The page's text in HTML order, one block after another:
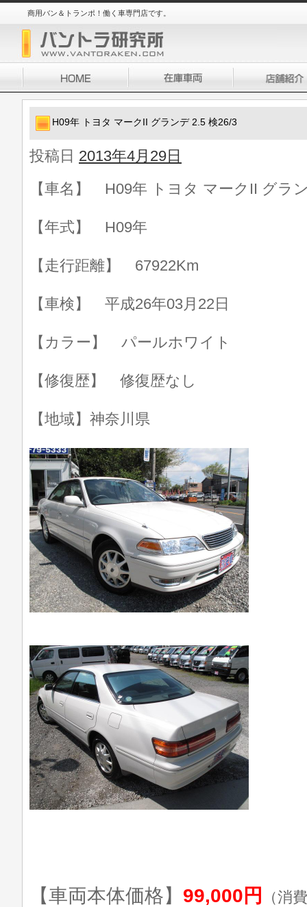
商用バン＆トランポ！働く車専門店です。
H09年 トヨタ マークII グランデ 2.5 検26/3
投稿日 2013年4月29日
【車名】 H09年 トヨタ マークII グラ
【年式】 H09年
【走行距離】 67922Km
【車検】 平成26年03月22日
【カラー】 パールホワイト
【修復歴】 修復歴なし
【地域】神奈川県
【車両本体価格】 99,000円 （消